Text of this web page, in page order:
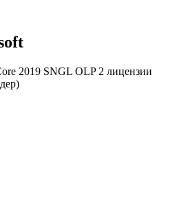
2019 SNGL OLP 2 лицензии